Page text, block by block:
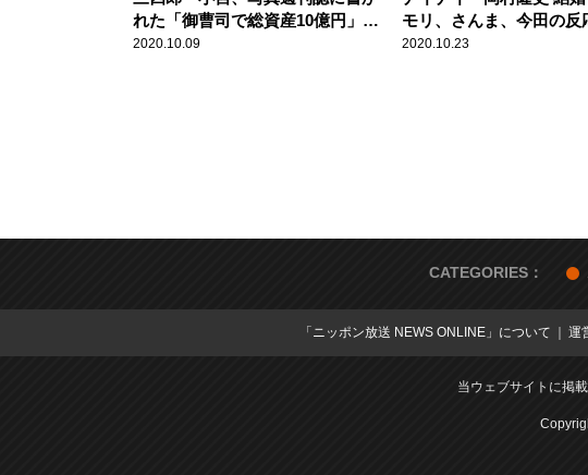
れた「御曹司で総資産10億円」に
「そこまでではないね」
2020.10.09
モリ、さんま、今田の反
2020.10.23
CATEGORIES：
「ニッポン放送 NEWS ONLINE」について 運
当ウェブサイトに掲